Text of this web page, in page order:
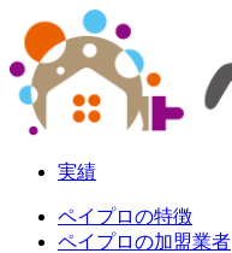
実績
ペイプロの特徴
ペイプロの加盟業者